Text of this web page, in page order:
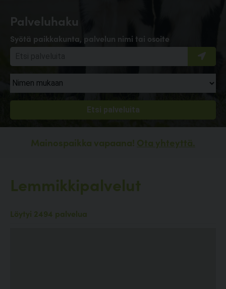
Palveluhaku
Syötä paikkakunta, palvelun nimi tai osoite
Mainospaikka vapaana! Ota yhteyttä.
Lemmikkipalvelut
Löytyi 2494 palvelua